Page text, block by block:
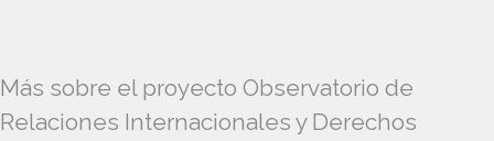
Más sobre el proyecto Observatorio de
Relaciones Internacionales y Derechos